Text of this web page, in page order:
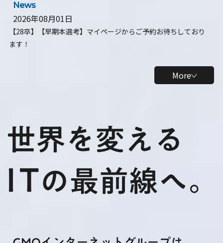
News
2026年08月01日
【28卒】【早期本選考】マイページからご予約お待ちしており
ます！
More